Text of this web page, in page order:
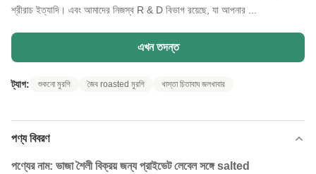
শ্রীরাচ ইত্যাদি। এবং আমাদের নিজস্ব R & D বিভাগ রয়েছে, যা আপনার ...
এখন তদন্ত
ট্যাগ: শুকনো মুরগি জৈব roasted মুরগি খাস্তা চিতাবাঘ জলখাবার
পণ্য বিবরণ
পণ্যের নাম: ভাজা শৈলী বিক্রয় জন্য প্রাইভেট লেবেল সঙ্গে salted